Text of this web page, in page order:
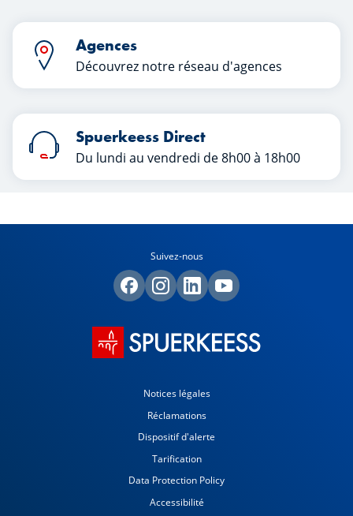
Agences
Découvrez notre réseau d'agences
Spuerkeess Direct
Du lundi au vendredi de 8h00 à 18h00
Suivez-nous
Notices légales
Réclamations
Dispositif d'alerte
Tarification
Data Protection Policy
Accessibilité